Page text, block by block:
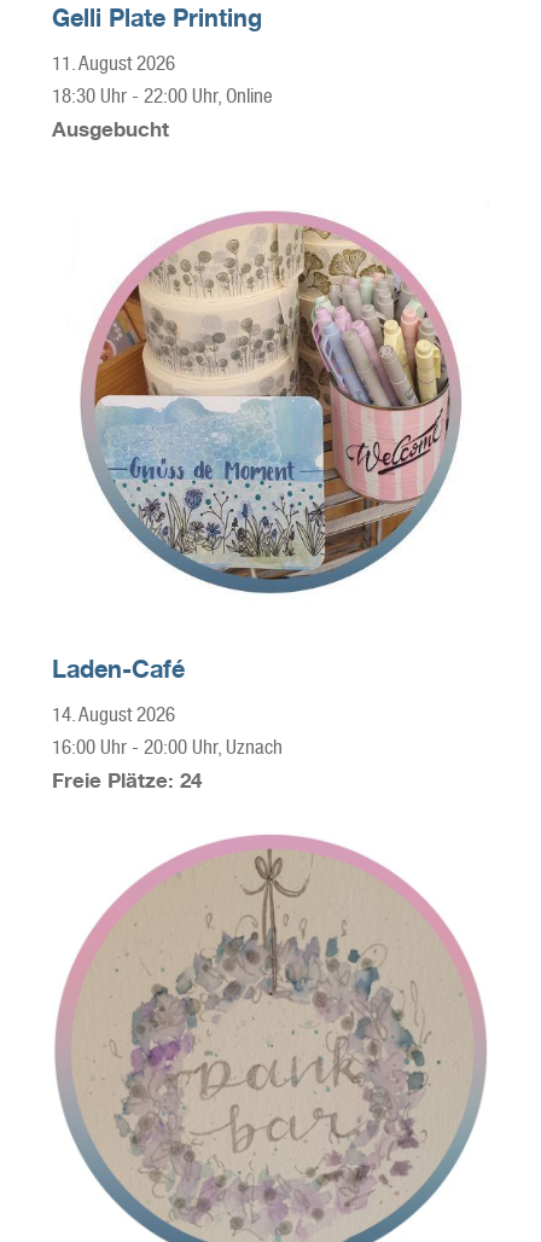
Gelli Plate Printing
11. August 2026
18:30 Uhr- 22:00 Uhr, Online
Ausgebucht
Laden-Café
14. August 2026
16:00 Uhr- 20:00 Uhr, Uznach
Freie Plätze: 24